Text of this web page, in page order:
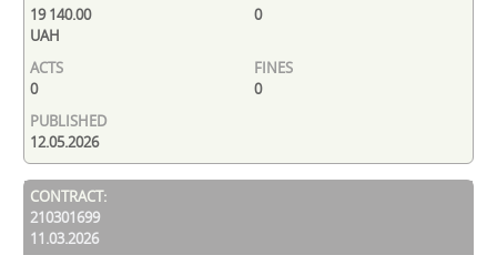
19 140.00
UAH
0
0 0
12.05.2026
210301699
11.03.2026